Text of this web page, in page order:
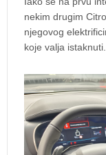
nekim drugim
njegovog
koje valja istaknuti.